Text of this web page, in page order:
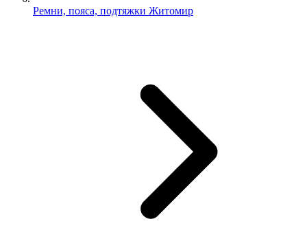
Ремни, пояса, подтяжки Житомир